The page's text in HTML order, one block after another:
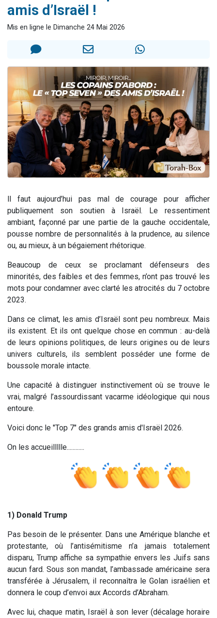
3 personnes viennent de faire un don pour 5 jours de vacances aux Orphelins
3 personnes viennent de nous rejoindre sur WhatsApp
amis d’Israël !
Mis en ligne le Dimanche 24 Mai 2026
ll faut aujourd’hui pas mal de courage pour afficher
publiquement son soutien à Israël. Le ressentiment
ambiant, façonné par une partie de la gauche occidentale,
pousse nombre de personnalités à la prudence, au silence
ou, au mieux, à un bégaiement rhétorique.
Beaucoup de ceux se proclamant défenseurs des
minorités, des faibles et des femmes, n’ont pas trouvé les
mots pour condamner avec clarté les atrocités du 7 octobre
2023.
Dans ce climat, les amis d’Israël sont peu nombreux. Mais
ils existent. Et ils ont quelque chose en commun : au-delà
de leurs opinions politiques, de leurs origines ou de leurs
univers culturels, ils semblent posséder une forme de
boussole morale intacte.
Une capacité à distinguer instinctivement où se trouve le
vrai, malgré l’assourdissant vacarme idéologique qui nous
entoure.
Voici donc le "Top 7" des grands amis d'Israël 2026.
On les accueillllle............
1) Donald Trump
Pas besoin de le présenter. Dans une Amérique blanche et
protestante, où l’antisémitisme n’a jamais totalement
disparu, Trump affiche sa sympathie envers les Juifs sans
aucun fard. Sous son mandat, l’ambassade américaine sera
transférée à Jérusalem, il reconnaîtra le Golan israélien et
donnera le coup d’envoi aux Accords d’Abraham.
Avec lui, chaque matin, Israël à son lever (décalage horaire